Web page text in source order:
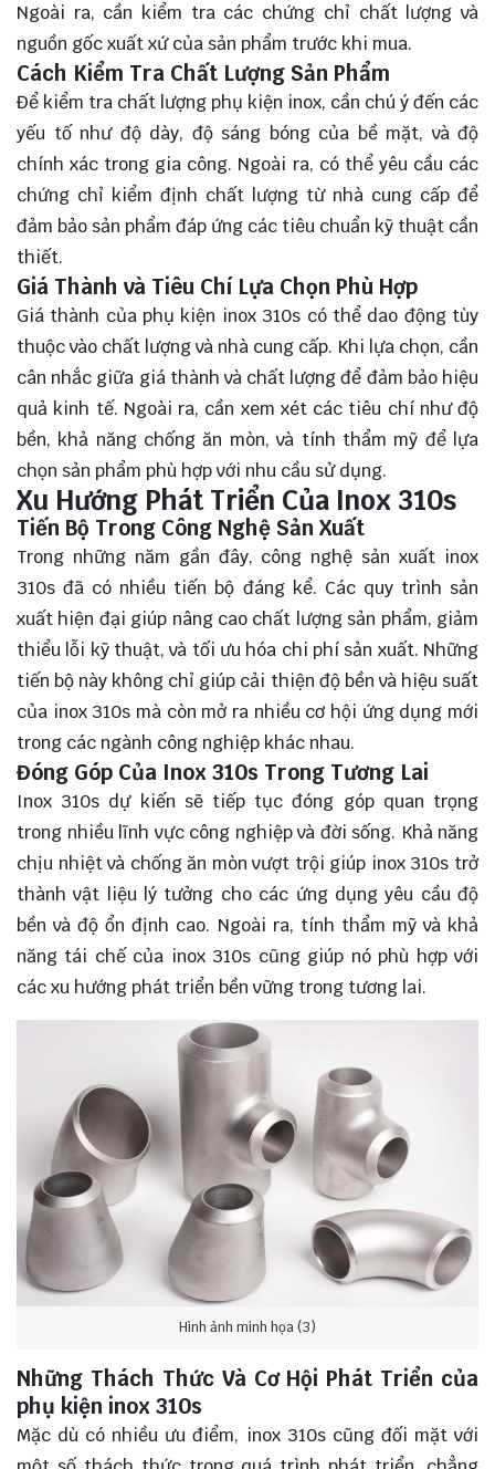
Ngoài ra, cần kiểm tra các chứng chỉ chất lượng và
nguồn gốc xuất xứ của sản phẩm trước khi mua.
Cách Kiểm Tra Chất Lượng Sản Phẩm
Để kiểm tra chất lượng phụ kiện inox, cần chú ý đến các
yếu tố như độ dày, độ sáng bóng của bề mặt, và độ
chính xác trong gia công. Ngoài ra, có thể yêu cầu các
chứng chỉ kiểm định chất lượng từ nhà cung cấp để
đảm bảo sản phẩm đáp ứng các tiêu chuẩn kỹ thuật cần
thiết.
Giá Thành và Tiêu Chí Lựa Chọn Phù Hợp
Giá thành của phụ kiện inox 310s có thể dao động tùy
thuộc vào chất lượng và nhà cung cấp. Khi lựa chọn, cần
cân nhắc giữa giá thành và chất lượng để đảm bảo hiệu
quả kinh tế. Ngoài ra, cần xem xét các tiêu chí như độ
bền, khả năng chống ăn mòn, và tính thẩm mỹ để lựa
chọn sản phẩm phù hợp với nhu cầu sử dụng.
Xu Hướng Phát Triển Của Inox 310s
Tiến Bộ Trong Công Nghệ Sản Xuất
Trong những năm gần đây, công nghệ sản xuất inox
310s đã có nhiều tiến bộ đáng kể. Các quy trình sản
xuất hiện đại giúp nâng cao chất lượng sản phẩm, giảm
thiểu lỗi kỹ thuật, và tối ưu hóa chi phí sản xuất. Những
tiến bộ này không chỉ giúp cải thiện độ bền và hiệu suất
của inox 310s mà còn mở ra nhiều cơ hội ứng dụng mới
trong các ngành công nghiệp khác nhau.
Đóng Góp Của Inox 310s Trong Tương Lai
Inox 310s dự kiến sẽ tiếp tục đóng góp quan trọng
trong nhiều lĩnh vực công nghiệp và đời sống. Khả năng
chịu nhiệt và chống ăn mòn vượt trội giúp inox 310s trở
thành vật liệu lý tưởng cho các ứng dụng yêu cầu độ
bền và độ ổn định cao. Ngoài ra, tính thẩm mỹ và khả
năng tái chế của inox 310s cũng giúp nó phù hợp với
các xu hướng phát triển bền vững trong tương lai.
Hình ảnh minh họa (3)
Những Thách Thức Và Cơ Hội Phát Triển của
phụ kiện inox 310s
Mặc dù có nhiều ưu điểm, inox 310s cũng đối mặt với